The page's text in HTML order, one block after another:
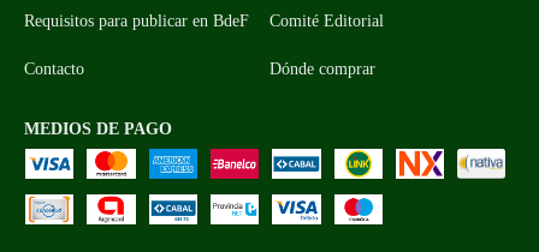
Requisitos para publicar en BdeF Comité Editorial
Contacto Dónde comprar
MEDIOS DE PAGO